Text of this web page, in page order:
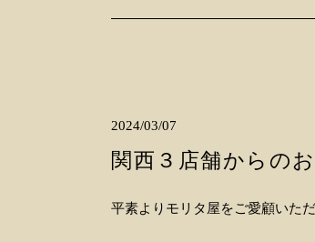
2024/03/07
関西３店舗からの
平素よりモリタ屋をご愛顧いた